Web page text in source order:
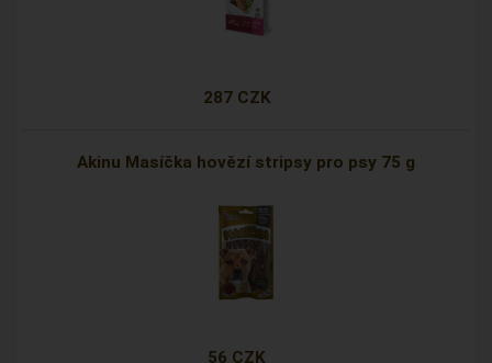
287 CZK
Akinu Masíčka hovězí stripsy pro psy 75 g
56 CZK